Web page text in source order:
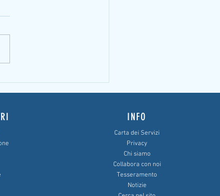
INFO
Carta dei Servizi
Privacy
Chi siamo
Collabora con noi
Tesseramento
Notizie